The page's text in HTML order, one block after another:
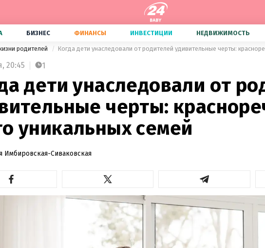
БИЗНЕС ФИНАНСЫ ИНВЕСТИЦИИ НЕДВИЖИМОСТЬ
родителей
20:45 1
дети унаследовали от
черты:
уникальных семей
Имбировская-Сиваковская